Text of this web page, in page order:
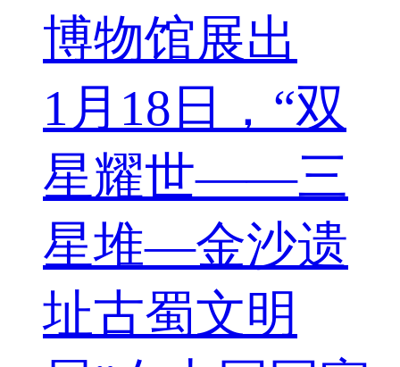
博物馆展出
1月18日，“双
星耀世——三
星堆—金沙遗
址古蜀文明